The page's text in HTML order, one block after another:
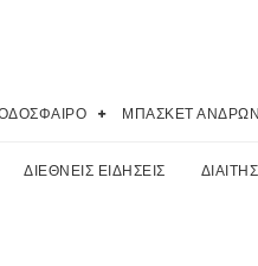
ΜΠΑΣΚΕΤ ΑΝΔΡΩΝ
ΔΙΕΘΝΕΙΣ ΕΙΔΗΣΕΙΣ